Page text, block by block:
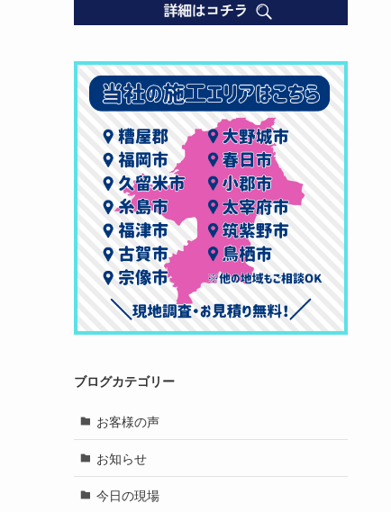
ブログカテゴリー
お客様の声
お知らせ
今日の現場